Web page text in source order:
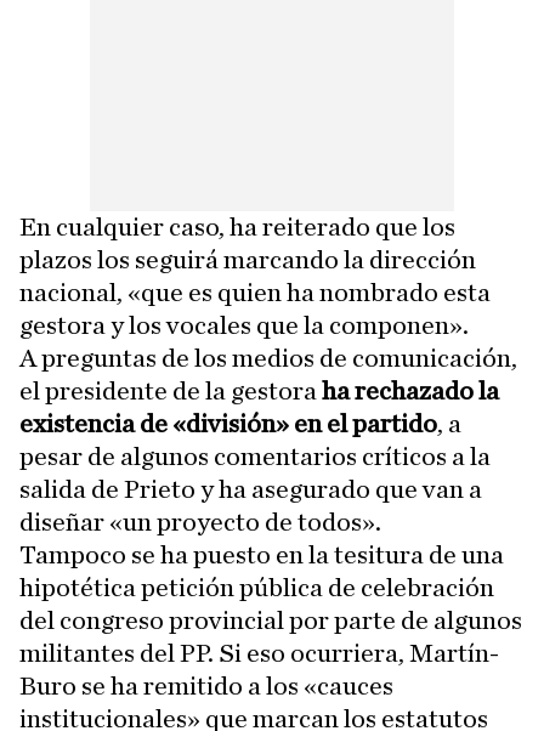
En cualquier caso, ha reiterado que los
plazos los seguirá marcando la dirección
nacional, «que es quien ha nombrado esta
gestora y los vocales que la componen».
A preguntas de los medios de comunicación,
el presidente de la gestora ha rechazado la
existencia de «división» en el partido, a
pesar de algunos comentarios críticos a la
salida de Prieto y ha asegurado que van a
diseñar «un proyecto de todos».
Tampoco se ha puesto en la tesitura de una
hipotética petición pública de celebración
del congreso provincial por parte de algunos
militantes del PP. Si eso ocurriera, Martín-
Buro se ha remitido a los «cauces
institucionales» que marcan los estatutos